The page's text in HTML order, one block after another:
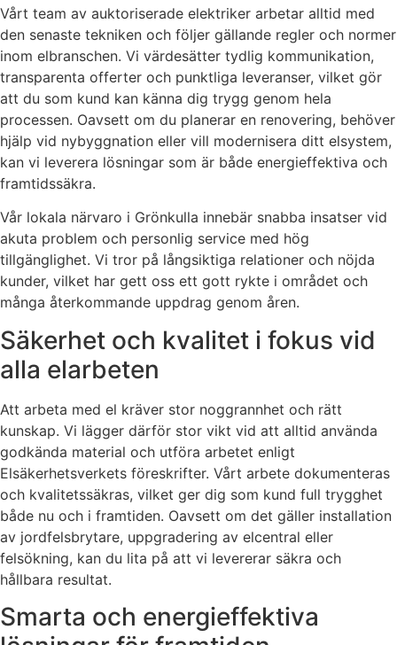
Vårt team av auktoriserade elektriker arbetar alltid med
den senaste tekniken och följer gällande regler och normer
inom elbranschen. Vi värdesätter tydlig kommunikation,
transparenta offerter och punktliga leveranser, vilket gör
att du som kund kan känna dig trygg genom hela
processen. Oavsett om du planerar en renovering, behöver
hjälp vid nybyggnation eller vill modernisera ditt elsystem,
kan vi leverera lösningar som är både energieffektiva och
framtidssäkra.
Vår lokala närvaro i Grönkulla innebär snabba insatser vid
akuta problem och personlig service med hög
tillgänglighet. Vi tror på långsiktiga relationer och nöjda
kunder, vilket har gett oss ett gott rykte i området och
många återkommande uppdrag genom åren.
Säkerhet och kvalitet i fokus vid
alla elarbeten
Att arbeta med el kräver stor noggrannhet och rätt
kunskap. Vi lägger därför stor vikt vid att alltid använda
godkända material och utföra arbetet enligt
Elsäkerhetsverkets föreskrifter. Vårt arbete dokumenteras
och kvalitetssäkras, vilket ger dig som kund full trygghet
både nu och i framtiden. Oavsett om det gäller installation
av jordfelsbrytare, uppgradering av elcentral eller
felsökning, kan du lita på att vi levererar säkra och
hållbara resultat.
Smarta och energieffektiva